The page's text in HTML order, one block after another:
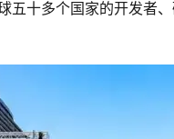
五十多个国家的开发者